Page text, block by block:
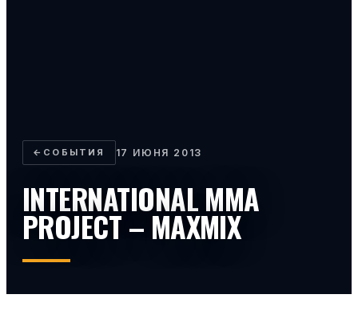
← СОБЫТИЯ 17 ИЮНЯ 2013
INTERNATIONAL MMA
PROJECT – MAXMIX